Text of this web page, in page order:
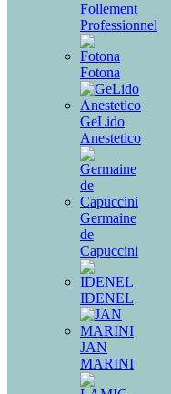
Follement
Professionnel
Fotona
GeLido
Anestetico
Germaine
de
Capuccini
IDENEL
JAN
MARINI